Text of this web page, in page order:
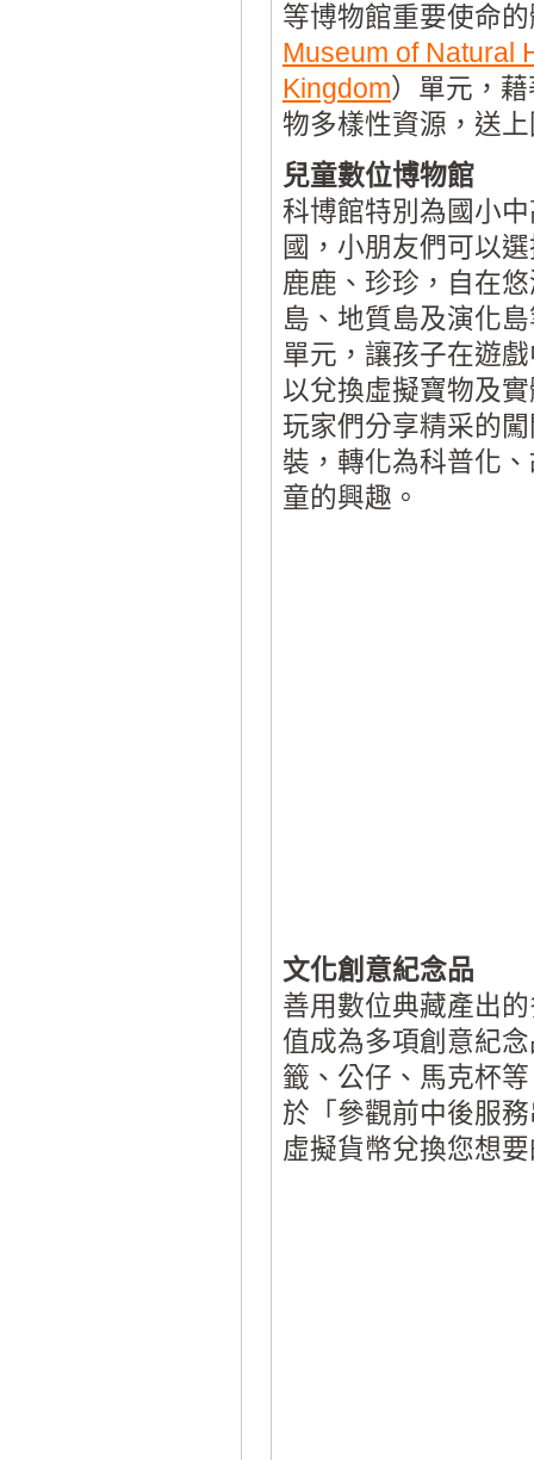
等博物館重要使命
Museum of Natural
Kingdom）單元，
物多樣性資源，送
兒童數位博物館
科博館特別為國小
國，小朋友們可以
鹿鹿、珍珍，自在
島、地質島及演化
單元，讓孩子在遊
以兌換虛擬寶物及
玩家們分享精采的
裝，轉化為科普化
童的興趣。
文化創意紀念品
善用數位典藏產出
值成為多項創意紀
籤、公仔、馬克杯
於「參觀前中後服
虛擬貨幣兌換您想